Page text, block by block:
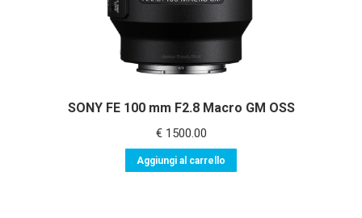
SONY FE 100 mm F2.8 Macro GM OSS
€1500.00
Aggiungi al carrello